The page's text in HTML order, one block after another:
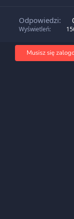
Odpowiedzi
Wyświetleń
Musisz się